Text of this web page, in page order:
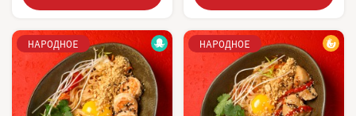
НАРОДНОЕ НАРОДНОЕ